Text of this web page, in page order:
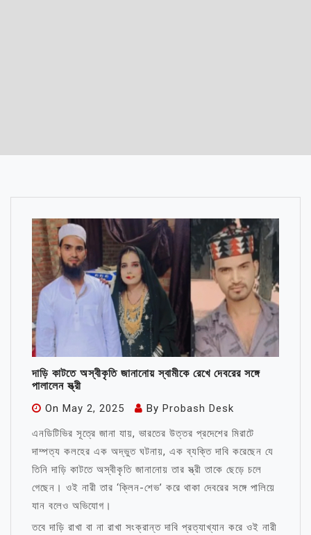
দাড়ি কাটতে অস্বীকৃতি জানানোয় স্বামীকে রেখে দেবরের সঙ্গে
পালালেন স্ত্রী
On May 2, 2025 By Probash Desk
এনডিটিভির সূত্রে জানা যায়, ভারতের উত্তর প্রদেশের মিরাটে
দাম্পত্য কলহের এক অদ্ভুত ঘটনায়, এক ব্যক্তি দাবি করেছেন যে
তিনি দাড়ি কাটতে অস্বীকৃতি জানানোয় তার স্ত্রী তাকে ছেড়ে চলে
গেছেন। ওই নারী তার ‘ক্লিন-শেভ’ করে থাকা দেবরের সঙ্গে পালিয়ে
যান বলেও অভিযোগ।
তবে দাড়ি রাখা বা না রাখা সংক্রান্ত দাবি প্রত্যাখ্যান করে ওই নারী